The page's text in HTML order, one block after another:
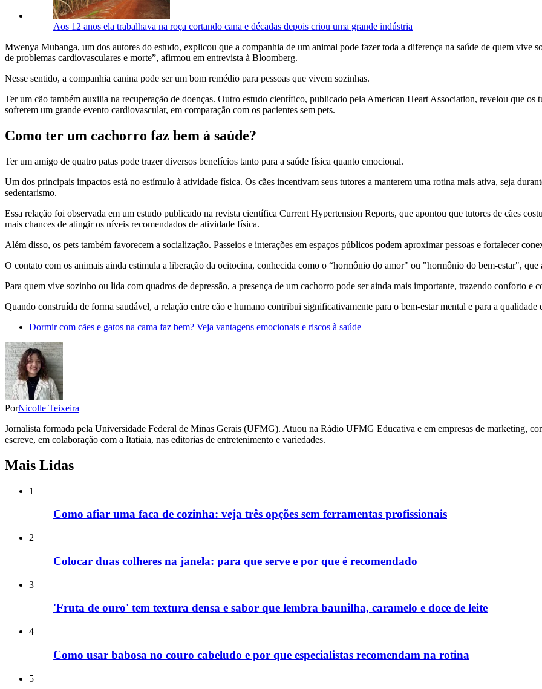
Aos 12 anos ela trabalhava na roça cortando cana e décadas depois criou uma grande indústria
Mwenya Mubanga, um dos autores do estudo, explicou que a companhia de um animal pode fazer toda a diferença na saúde de quem vive
de problemas cardiovasculares e morte”, afirmou em entrevista à Bloomberg.
Nesse sentido, a companhia canina pode ser um bom remédio para pessoas que vivem sozinhas.
Ter um cão também auxilia na recuperação de doenças. Outro estudo científico, publicado pela American Heart Association, revelou que os
sofrerem um grande evento cardiovascular, em comparação com os pacientes sem pets.
Como ter um cachorro faz bem à saúde?
Ter um amigo de quatro patas pode trazer diversos benefícios tanto para a saúde física quanto emocional.
Um dos principais impactos está no estímulo à atividade física. Os cães incentivam seus tutores a manterem uma rotina mais ativa, seja
sedentarismo.
Essa relação foi observada em um estudo publicado na revista científica Current Hypertension Reports, que apontou que tutores de cães
mais chances de atingir os níveis recomendados de atividade física.
Além disso, os pets também favorecem a socialização. Passeios e interações em espaços públicos podem aproximar pessoas e fortalecer
O contato com os animais ainda estimula a liberação da ocitocina, conhecida como o “hormônio do amor" ou "hormônio do bem-estar", que
Para quem vive sozinho ou lida com quadros de depressão, a presença de um cachorro pode ser ainda mais importante, trazendo conforto e
Quando construída de forma saudável, a relação entre cão e humano contribui significativamente para o bem-estar mental e para a qualidade
Dormir com cães e gatos na cama faz bem? Veja vantagens emocionais e riscos à saúde
PorNicolle Teixeira
Jornalista formada pela Universidade Federal de Minas Gerais (UFMG). Atuou na Rádio UFMG Educativa e em empresas de marketing,
escreve, em colaboração com a Itatiaia, nas editorias de entretenimento e variedades.
Mais Lidas
1
Como afiar uma faca de cozinha: veja três opções sem ferramentas profissionais
2
Colocar duas colheres na janela: para que serve e por que é recomendado
3
'Fruta de ouro' tem textura densa e sabor que lembra baunilha, caramelo e doce de leite
4
Como usar babosa no couro cabeludo e por que especialistas recomendam na rotina
5